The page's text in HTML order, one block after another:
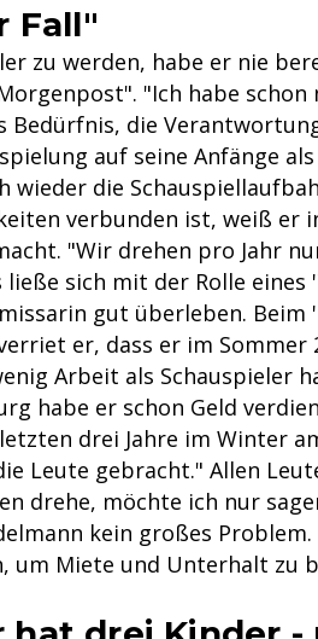
Fall"
zu werden, habe er nie
"Ich habe schon
Bedürfnis, die
auf seine Anfänge
wieder die
verbunden ist, weiß er
"Wir drehen pro Jahr
ließe sich mit der Rolle
gut überleben.
er, dass er im Sommer
Arbeit als Schauspieler
habe er schon Geld
drei Jahre im Winter
Leute gebracht." Allen
drehe, möchte ich nur
kein großes
um Miete und Unterhalt zu